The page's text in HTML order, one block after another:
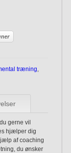
træning,
gerne vil
hjælper dig
af coaching
du ønsker